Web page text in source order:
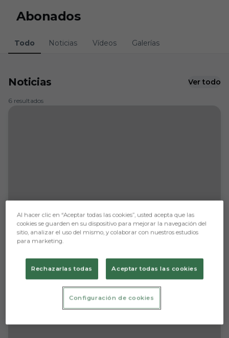
Abonados
Todo Noticias Vídeos Galerías
Noticias Ver todo
6 resultados
¡Ya puedes hacerte abonado del Burgos
Al hacer clic en “Aceptar todas las cookies”, usted acepta que las
cookies se guarden en su dispositivo para mejorar la navegación del
sitio, analizar el uso del mismo, y colaborar con nuestros estudios
para marketing.
Rechazarlas todas Aceptar todas las cookies
Configuración de cookies